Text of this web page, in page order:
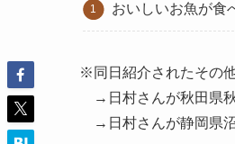
おいしいお魚が食
※同日紹介されたその
→日村さんが秋田県秋
→日村さんが静岡県沼